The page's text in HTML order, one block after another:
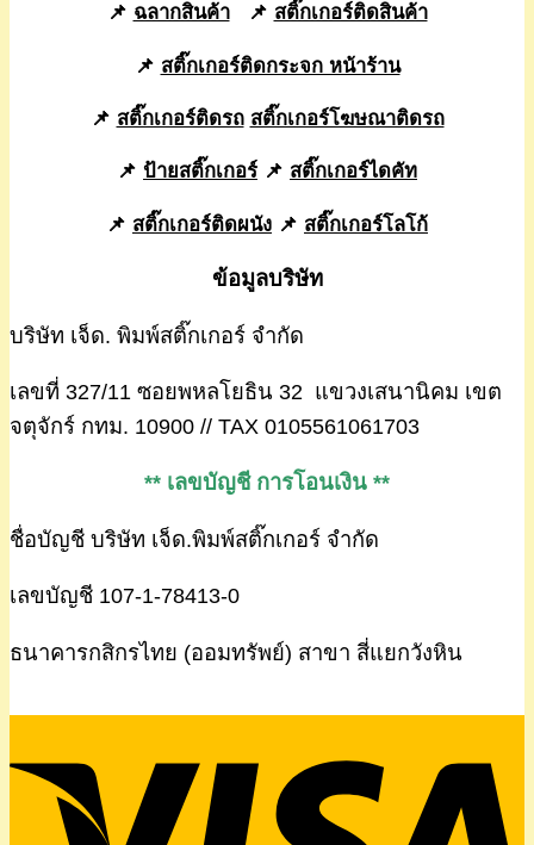
📌 ฉลากสินค้า📌 สติ๊กเกอร์ติดสินค้า
📌 สติ๊กเกอร์ติดกระจก หน้าร้าน
📌 สติ๊กเกอร์ติดรถ สติ๊กเกอร์โฆษณาติดรถ
📌 ป้ายสติ๊กเกอร์ 📌 สติ๊กเกอร์ไดคัท
📌 สติ๊กเกอร์ติดผนัง 📌 สติ๊กเกอร์โลโก้
ข้อมูลบริษัท
บริษัท เจ็ด. พิมพ์สติ๊กเกอร์ จำกัด
เลขที่ 327/11 ซอยพหลโยธิน 32 แขวงเสนานิคม เขต
จตุจักร์ กทม. 10900 // TAX 0105561061703
** เลขบัญชี การโอนเงิน **
ชื่อบัญชี บริษัท เจ็ด.พิมพ์สติ๊กเกอร์ จำกัด
เลขบัญชี 107-1-78413-0
ธนาคารกสิกรไทย (ออมทรัพย์) สาขา สี่แยกวังหิน